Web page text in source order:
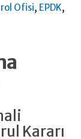
Ofisi, EPDK,
Kararı